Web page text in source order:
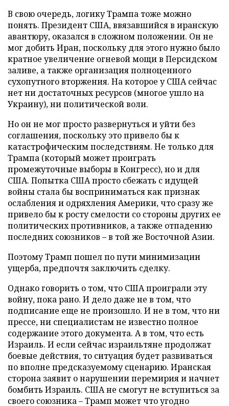
В свою очередь, логику Трампа тоже можно
понять. Президент США, ввязавшийся в иранскую
авантюру, оказался в сложном положении. Он не
мог добить Иран, поскольку для этого нужно было
кратное увеличение огневой мощи в Персидском
заливе, а также организация полноценного
сухопутного вторжения. На которое у США сейчас
нет ни достаточных ресурсов (многое ушло на
Украину), ни политической воли.
Но он не мог просто развернуться и уйти без
соглашения, поскольку это привело бы к
катастрофическим последствиям. Не только для
Трампа (который может проиграть
промежуточные выборы в Конгресс), но и для
США. Попытка США просто сбежать с идущей
войны стала бы восприниматься как признак
ослабления и одряхления Америки, что сразу же
привело бы к росту смелости со стороны других ее
политических противников, а также отпадению
последних союзников – в той же Восточной Азии.
Поэтому Трамп пошел по пути минимизации
ущерба, предпочтя заключить сделку.
Однако говорить о том, что США проиграли эту
войну, пока рано. И дело даже не в том, что
подписание еще не произошло. И не в том, что ни
прессе, ни специалистам не известно полное
содержание этого документа. А в том, что есть
Израиль. И если сейчас израильтяне продолжат
боевые действия, то ситуация будет развиваться
по вполне предсказуемому сценарию. Иранская
сторона заявит о нарушении перемирия и начнет
бомбить Израиль. США не смогут не вступиться за
своего союзника – Трамп может что угодно